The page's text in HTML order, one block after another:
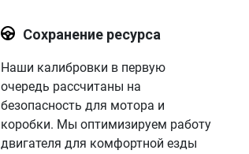
Сохранение ресурса
Наши калибровки в первую
очередь рассчитаны на
безопасность для мотора и
коробки. Мы оптимизируем работу
двигателя для комфортной езды